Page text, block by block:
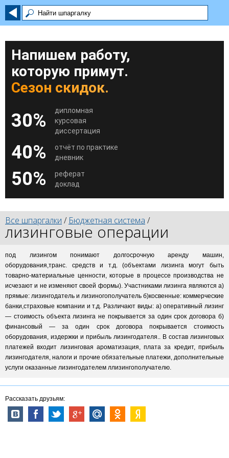
Напишем работу,
которую примут.
Сезон скидок.
30%
дипломная
курсовая
диссертация
40%
отчёт по практике
дневник
50%
реферат
доклад
Все шпаргалки / Бюджетная система /
лизинговые операции
под лизингом понимают долгосрочную аренду машин,
оборудования,транс. средств и т.д. (объектами лизинга могут быть
товарно-материальные ценности, которые в процессе производства не
исчезают и не изменяют своей формы). Участниками лизинга являются а)
прямые: лизингодатель и лизиногополучатель б)косвенные: коммерческие
банки,страховые компании и т.д. Различают виды: а) оперативный лизинг
— стоимость объекта лизинга не покрывается за один срок договора б)
финансовый — за один срок договора покрывается стоимость
оборудования, издержки и прибыль лизингодателя.. В состав лизинговых
платежей входит лизинговая ароматизация, плата за кредит, прибыль
лизингодателя, налоги и прочие обязательные платежи, дополнительные
услуги оказанные лизингодателем ллизингополучателю.
Рассказать друзьям: